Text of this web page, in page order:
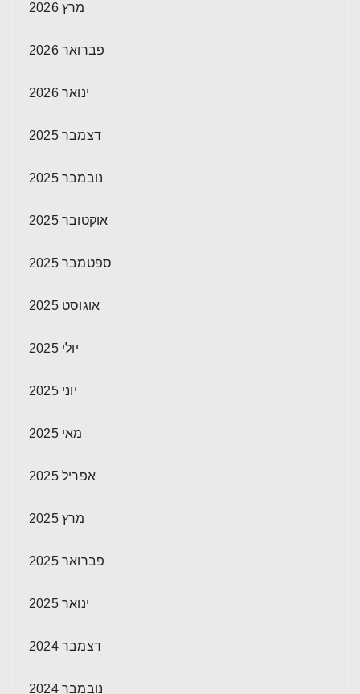
מרץ 2026
פברואר 2026
ינואר 2026
דצמבר 2025
נובמבר 2025
אוקטובר 2025
ספטמבר 2025
אוגוסט 2025
יולי 2025
יוני 2025
מאי 2025
אפריל 2025
מרץ 2025
פברואר 2025
ינואר 2025
דצמבר 2024
נובמבר 2024